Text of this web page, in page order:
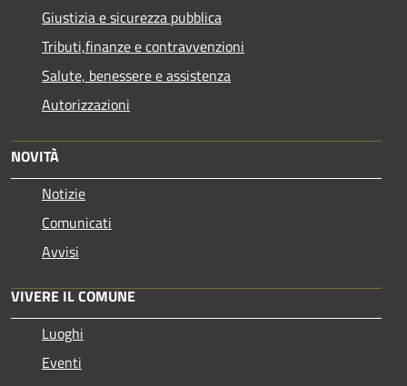
Giustizia e sicurezza pubblica
Tributi,finanze e contravvenzioni
Salute, benessere e assistenza
Autorizzazioni
NOVITÀ
Notizie
Comunicati
Avvisi
VIVERE IL COMUNE
Luoghi
Eventi